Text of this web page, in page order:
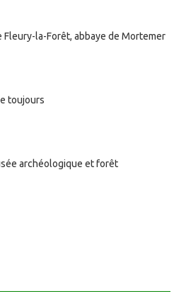
Fleury-la-Forêt, abbaye de Mortemer
toujours
archéologique et forêt